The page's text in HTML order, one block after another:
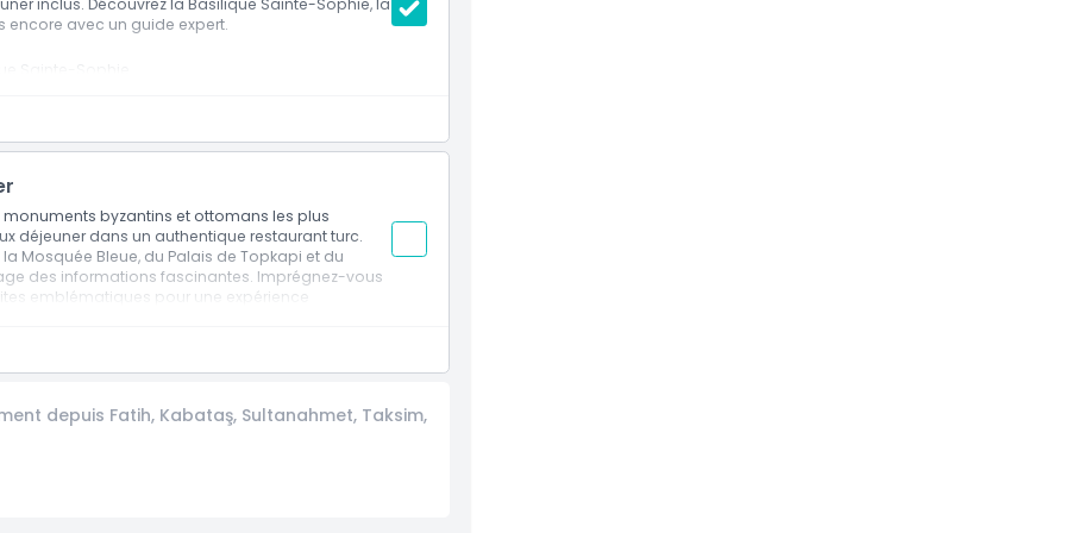
inclus. Découvrez la Basilique Sainte-Sophie, la
encore avec un guide expert.
Sainte-Sophie
Sultanahmet, Taksim, Nışantaşı
byzantins et ottomans les plus
déjeuner dans un authentique restaurant turc.
Mosquée Bleue, du Palais de Topkapi et du
des informations fascinantes. Imprégnez-vous
emblématiques pour une expérience
depuis Fatih, Kabataş, Sultanahmet, Taksim,